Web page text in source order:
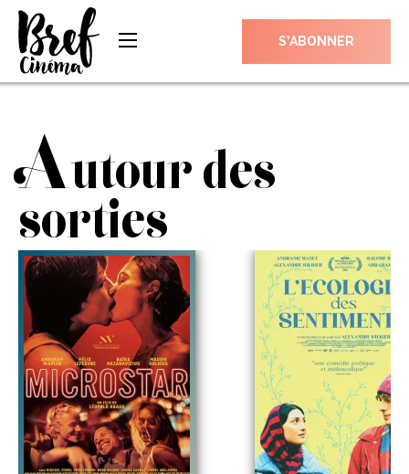
S’ABONNER
A
utour des
sorties